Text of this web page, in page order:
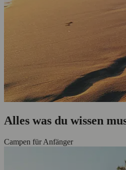
Alles was du wissen
Campen für Anfänger